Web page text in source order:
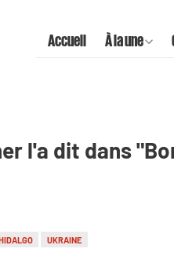
Accueil À la une
l'a dit dans
UKRAINE